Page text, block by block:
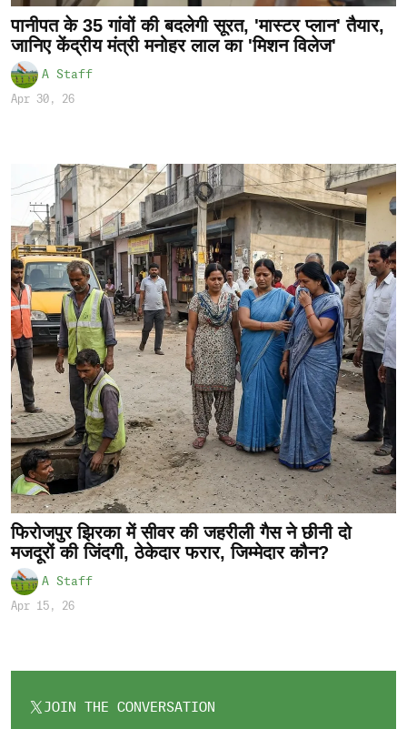
पानीपत के 35 गांवों की बदलेगी सूरत, 'मास्टर प्लान' तैयार,
जानिए केंद्रीय मंत्री मनोहर लाल का 'मिशन विलेज'
A Staff
Apr 30, 26
फिरोजपुर झिरका में सीवर की जहरीली गैस ने छीनी दो
मजदूरों की जिंदगी, ठेकेदार फरार, जिम्मेदार कौन?
A Staff
Apr 15, 26
JOIN THE CONVERSATION
OPENS